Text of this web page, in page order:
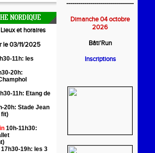
NORDIQUE
et horaires
le 03/11/2025
11h: les
20h:
11h: Etang de
20h: Stade Jean
fit)
10h-11h30:
17h30-19h: les 3
----------------------------------
Dimanche 04 octobre
2026
Bâti'Run
Inscriptions